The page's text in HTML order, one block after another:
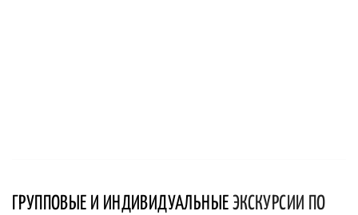
ГРУППОВЫЕ И ИНДИВИДУАЛЬНЫЕ ЭКСКУРСИИ ПО